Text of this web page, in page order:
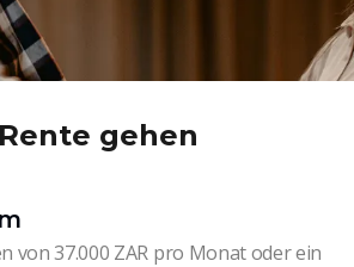
gehen
von 37.000 ZAR pro Monat oder ein